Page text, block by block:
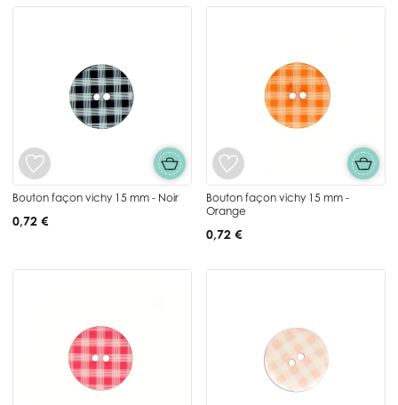
Bouton façon vichy 15 mm - Noir
0,72 €
Bouton façon vichy 15 mm -
Orange
0,72 €